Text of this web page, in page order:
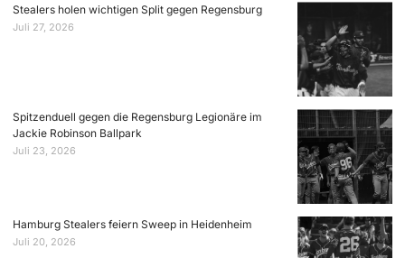
Stealers holen wichtigen Split gegen Regensburg
Juli 27, 2026
Spitzenduell gegen die Regensburg Legionäre im
Jackie Robinson Ballpark
Juli 23, 2026
Hamburg Stealers feiern Sweep in Heidenheim
Juli 20, 2026